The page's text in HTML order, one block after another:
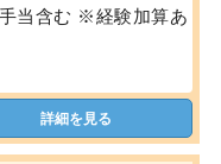
当含む ※経験加算あ
詳細を見る